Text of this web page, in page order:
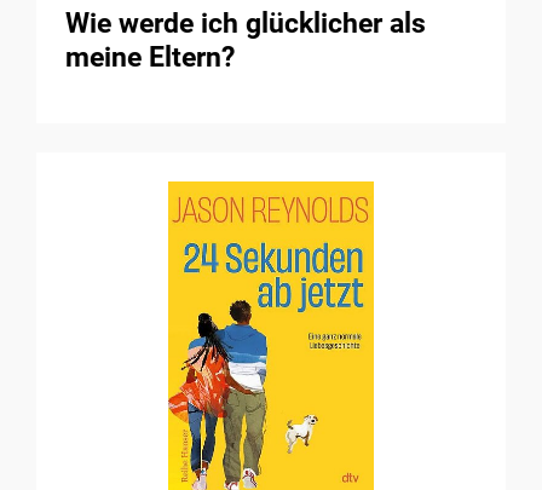
Wie werde ich glücklicher als
meine Eltern?